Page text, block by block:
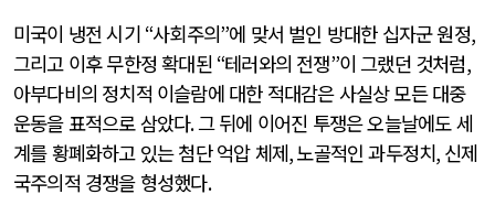
미국이 냉전 시기 “사회주의”에 맞서 벌인 방대한 십자군 원정,
그리고 이후 무한정 확대된 “테러와의 전쟁”이 그랬던 것처럼,
아부다비의 정치적 이슬람에 대한 적대감은 사실상 모든 대중
운동을 표적으로 삼았다.그 뒤에 이어진 투쟁은 오늘날에도 세
계를 황폐화하고 있는 첨단 억압 체제,노골적인 과두정치, 신제
국주의적 경쟁을 형성했다.